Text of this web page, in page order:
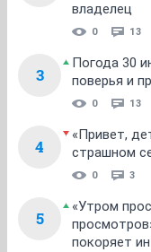
владелец
0 13
3
Погода 30
поверья и
0 13
4
«Привет,
страшном
0 3
5
«Утром
покоряет